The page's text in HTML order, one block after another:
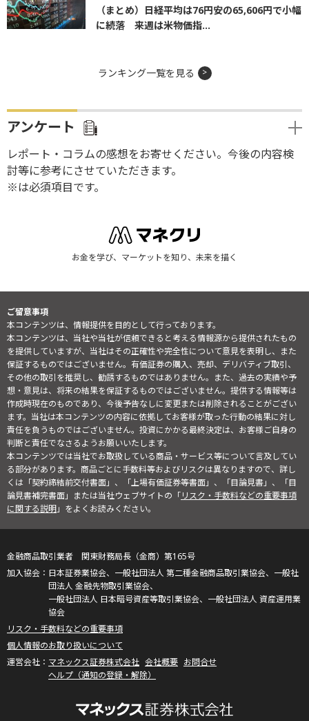
（まとめ）日経平均は76円安の65,606円で小幅
に続落 来週は米物価指...
ランキング一覧を見る
アンケート
レポート・コラムの感想をお寄せください。今後の内容検
討等に参考にさせていただきます。
※は必須項目です。
お金を学び、マーケットを知り、未来を描く
ご留意事項
本コンテンツは、情報提供を目的として行っております。
本コンテンツは、当社や当社が信頼できると考える情報源から提供されたもの
を提供していますが、当社はその正確性や完全性について意見を表明し、また
保証するものではございません。有価証券の購入、売却、デリバティブ取引、
その他の取引を推奨し、勧誘するものではありません。また、過去の実績や予
想・意見は、将来の結果を保証するものではございません。提供する情報等は
作成時現在のものであり、今後予告なしに変更または削除されることがござい
ます。当社は本コンテンツの内容に依拠してお客様が取った行動の結果に対し
責任を負うものではございません。投資にかかる最終決定は、お客様ご自身の
判断と責任でなさるようお願いいたします。
本コンテンツでは当社でお取扱している商品・サービス等について言及してい
る部分があります。商品ごとに手数料等およびリスクは異なりますので、詳し
くは「契約締結前交付書面」、「上場有価証券等書面」、「目論見書」、「目
論見書補完書面」または当社ウェブサイトの「リスク・手数料などの重要事項
に関する説明」をよくお読みください。
金融商品取引業者 関東財務局長（金商）第165号
日本証券業協会、一般社団法人 第二種金融商品取引業協会、一般社
団法人 金融先物取引業協会、
一般社団法人 日本暗号資産等取引業協会、一般社団法人 資産運用業
協会
リスク・手数料などの重要事項
個人情報のお取り扱いについて
マネックス証券株式会社 会社概要 お問合せ
ヘルプ（通知の登録・解除）